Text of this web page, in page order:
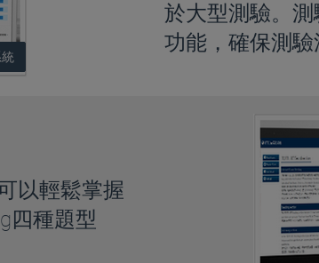
於大型測驗。
功能，確保測驗
以輕鬆掌握
四種題型